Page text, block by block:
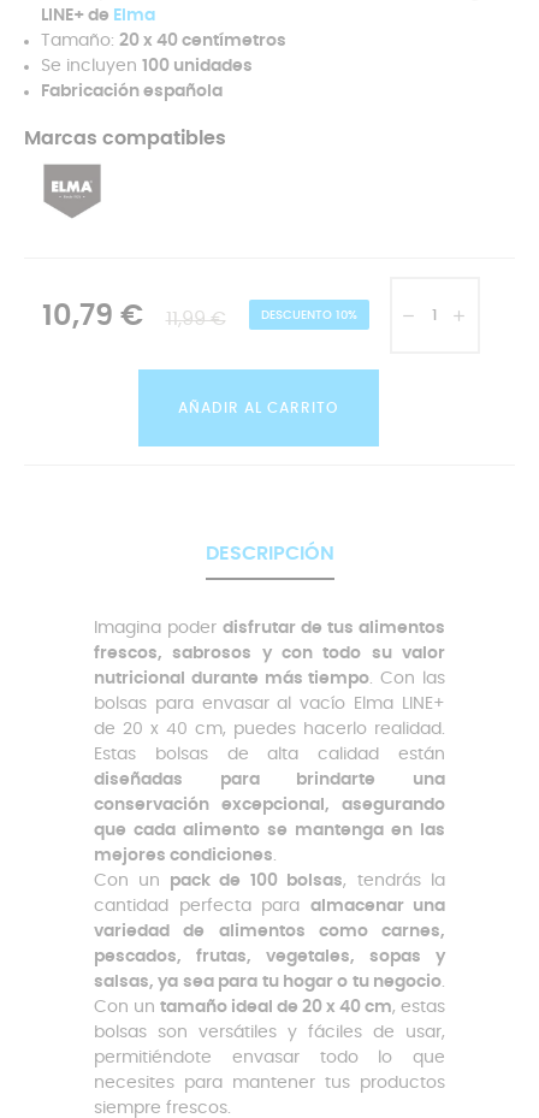
LINE+ de Elma
Tamaño: 20 x 40 centímetros
Se incluyen 100 unidades
Fabricación española
Marcas compatibles
10,79 € 11,99 € DESCUENTO 10%
AÑADIR AL CARRITO
DESCRIPCIÓN
Imagina poder disfrutar de tus alimentos
frescos, sabrosos y con todo su valor
nutricional durante más tiempo. Con las
bolsas para envasar al vacío Elma LINE+
de 20 x 40 cm, puedes hacerlo realidad.
Estas bolsas de alta calidad están
diseñadas para brindarte una
conservación excepcional, asegurando
que cada alimento se mantenga en las
mejores condiciones.
Con un
pack de 100 bolsas, tendrás la
cantidad perfecta para almacenar una
variedad de alimentos como carnes,
pescados, frutas, vegetales, sopas y
salsas, ya sea para tu hogar o tu negocio.
Con un tamaño ideal de 20 x 40 cm, estas
bolsas son versátiles y fáciles de usar,
permitiéndote envasar todo lo que
necesites para mantener tus productos
siempre frescos.